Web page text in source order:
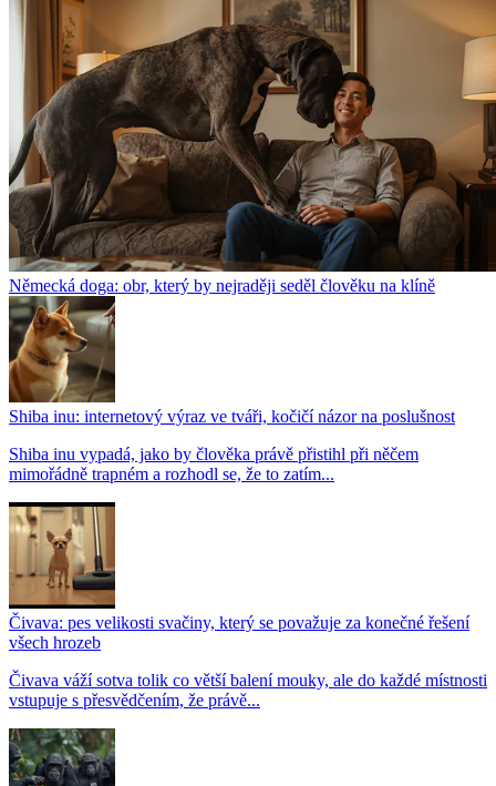
Německá doga: obr, který by nejraději seděl člověku na klíně
Shiba inu: internetový výraz ve tváři, kočičí názor na poslušnost
Shiba inu vypadá, jako by člověka právě přistihl při něčem
mimořádně trapném a rozhodl se, že to zatím...
Čivava: pes velikosti svačiny, který se považuje za konečné řešení
všech hrozeb
Čivava váží sotva tolik co větší balení mouky, ale do každé místnosti
vstupuje s přesvědčením, že právě...